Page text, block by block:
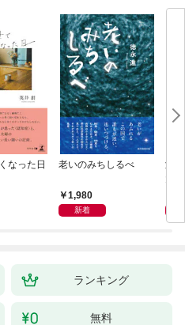
なった日 老いのみちしるべ
1,980
新着
激
ランキング
無料